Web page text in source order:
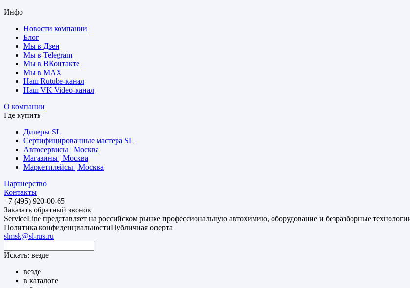
Инфо
Новости компании
Блог
Мы в Дзен
Мы в Telegram
Мы в ВКонтакте
Мы в MAX
Наш Rutube-канал
Наш VK Video-канал
О компании
Где купить
Дилеры SL
Сертифицированные мастера SL
Автосервисы | Москва
Магазины | Москва
Маркетплейсы | Москва
Партнерство
Контакты
+7 (495) 920-00-65
Заказать обратный звонок
ServiceLine представляет на российском рынке профессиональную автохимию, оборудование и безразборные
Политика конфиденциальностиПубличная оферта
slmsk@sl-rus.ru
Искать: везде
везде
в каталоге